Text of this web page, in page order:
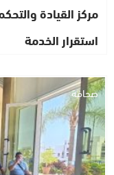
مركز القيادة
استقرار الخدمة
صحافة